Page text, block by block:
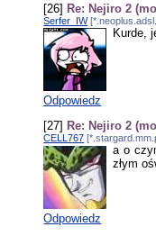
[26] Re: Nejiro 2
Serfer_IW
Kurde,
Odpowiedz
[27] Re: Nejiro 2
CELL767
a o
złym
Odpowiedz